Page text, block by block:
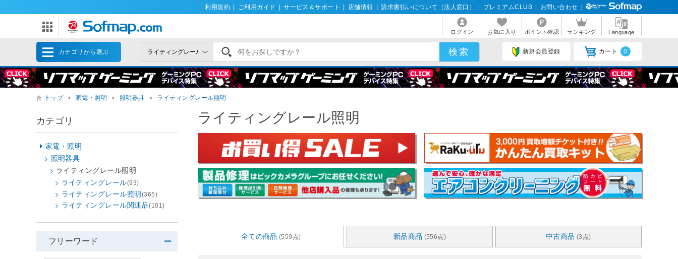
利用規約 ご利用ガイド サービス＆サポート 店舗情報 請求書払いについて（法人窓口） プレミアムCLUB お問い合わせ
ログイン お気に入り ポイント確認 ランキング Language
カテゴリから選ぶ 新規会員登録 カート 0
トップ ＞ 家電・照明 ＞ 照明器具 ＞ ライティングレール照明
ライティングレール照明
全ての商品 (559点) 新品商品 (556点) 中古商品 (3点)
カテゴリ
家電・照明
照明器具
ライティングレール照明
ライティングレール(93)
ライティングレール照明(365)
ライティングレール関連品(101)
フリーワード